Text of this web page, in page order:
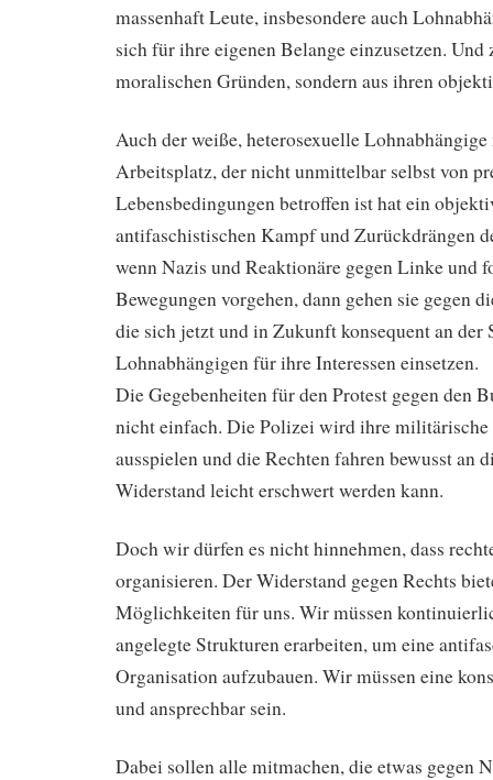
massenhaft Leute, insbesondere auch
sich für ihre eigenen Belange einzusetzen. Und
moralischen Gründen, sondern aus ihren
Auch der weiße, heterosexuelle
Arbeitsplatz, der nicht unmittelbar selbst von
Lebensbedingungen betroffen ist hat ein
antifaschistischen Kampf und Zurückdrängen
wenn Nazis und Reaktionäre gegen Linke und
Bewegungen vorgehen, dann gehen sie gegen
die sich jetzt und in Zukunft konsequent an der
Lohnabhängigen für ihre Interessen einsetzen.
Die Gegebenheiten für den Protest gegen den
nicht einfach. Die Polizei wird ihre militärische
ausspielen und die Rechten fahren bewusst an
Widerstand leicht erschwert werden kann.
Doch wir dürfen es nicht hinnehmen, dass
organisieren. Der Widerstand gegen Rechts
Möglichkeiten für uns. Wir müssen
angelegte Strukturen erarbeiten, um eine
Organisation aufzubauen. Wir müssen eine
und ansprechbar sein.
Dabei sollen alle mitmachen, die etwas gegen